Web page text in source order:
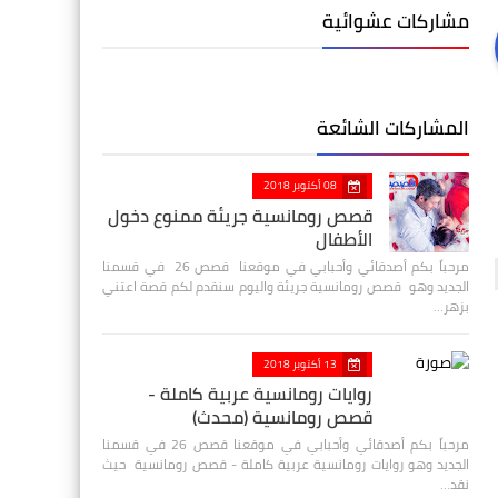
مشاركات عشوائية
المشاركات الشائعة
08 أكتوبر 2018
قصص رومانسية جريئة ممنوع دخول
الأطفال
مرحباً بكم أصدقائي وأحبابي في موقعنا قصص 26 في قسمنا
الجديد وهو قصص رومانسية جريئة واليوم سنقدم لكم قصة اعتني
بزهر…
13 أكتوبر 2018
روايات رومانسية عربية كاملة -
قصص رومانسية (محدث)
مرحباً بكم أصدقائي وأحبابي في موقعنا قصص 26 في قسمنا
الجديد وهو روايات رومانسية عربية كاملة - قصص رومانسية حيث
نقد…